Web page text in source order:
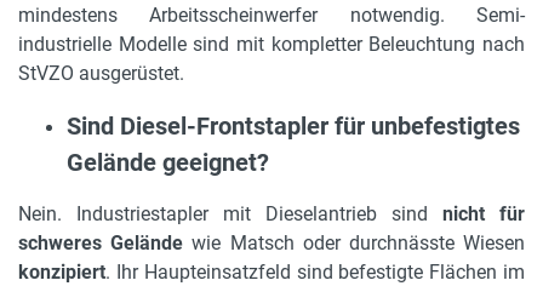
mindestens Arbeitsscheinwerfer notwendig. Semi-
industrielle Modelle sind mit kompletter Beleuchtung nach
StVZO ausgerüstet.
Sind Diesel-Frontstapler für unbefestigtes
Gelände geeignet?
Nein. Industriestapler mit Dieselantrieb sind nicht für
schweres Gelände wie Matsch oder durchnässte Wiesen
konzipiert. Ihr Haupteinsatzfeld sind befestigte Flächen im